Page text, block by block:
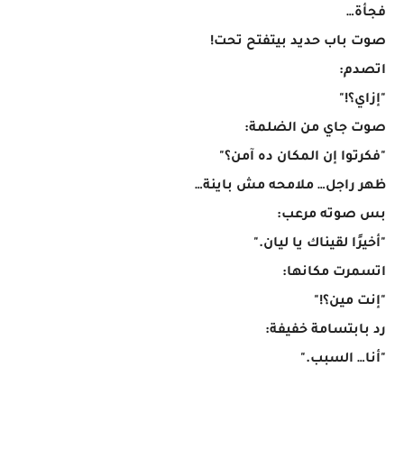
فجأة…
صوت باب حديد بيتفتح تحت!
اتصدم:
"إزاي؟!"
صوت جاي من الضلمة:
"فكرتوا إن المكان ده آمن؟"
ظهر راجل… ملامحه مش باينة…
بس صوته مرعب:
"أخيرًا لقيناك يا ليان."
اتسمرت مكانها:
"إنت مين؟!"
رد بابتسامة خفيفة:
"أنا… السبب."